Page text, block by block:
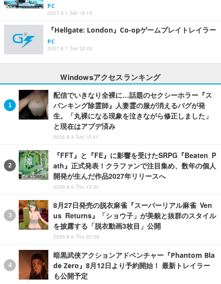
PC
2007.9.1 Sat 18:15
『Hellgate: London』Co-opゲームプレイトレイラー
PC
2007.8.7 Tue 20:00
Windowsアクセスランキング
配信でいきなり全裸に…話題のセクシーホラー『ス
パンキング除霊師』人妻霊の服が消えるバグが発
生。「丸裸になる現象を泣きながら修正しました」
と現在はアプデ済み
2026.8.4 Tue 10:41
『FFT』と『FE』に影響を受けたSRPG『Beaten P
ath』正式発表！クラファンで注目集め、数年の個人
開発が生んだ作品2027年リリースへ
2026.8.6 Thu 12:30
8月27日発売の脱衣麻雀『スーパーリアル麻雀 Ven
us Returns』「ショウ子」が美貌と抜群のスタイル
を披露する「脱衣動画3枚目」公開
2026.8.6 Thu 20:39
暗黒武侠アクションアドベンチャー『Phantom Bla
de Zero』8月12日より予約開始！ 最新トレイラー
も公開予定